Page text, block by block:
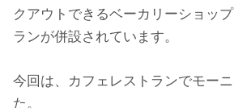
クアウトできるベーカリーショッ
ランが併設されています。
今回は、カフェレストランでモー
た。